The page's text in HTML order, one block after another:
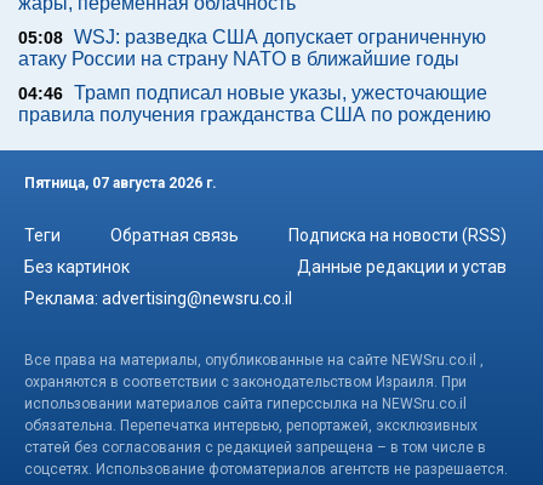
05:08 WSJ: разведка США допускает ограниченную
атаку России на страну NATO в ближайшие годы
04:46 Трамп подписал новые указы, ужесточающие
правила получения гражданства США по рождению
Пятница, 07 августа 2026 г.
Теги Обратная связь
Подписка на новости (RSS)
Без картинок
Данные редакции и устав
Реклама: advertising@newsru.co.il
Все права на материалы, опубликованные на сайте NEWSru.co.il ,
охраняются в соответствии с законодательством Израиля. При
использовании материалов сайта гиперссылка на NEWSru.co.il
обязательна. Перепечатка интервью, репортажей, эксклюзивных
статей без согласования с редакцией запрещена – в том числе в
соцсетях. Использование фотоматериалов агентств не разрешается.